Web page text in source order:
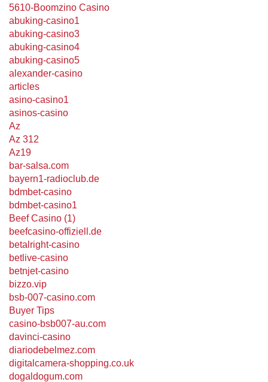
5610-Boomzino Casino
abuking-casino1
abuking-casino3
abuking-casino4
abuking-casino5
alexander-casino
articles
asino-casino1
asinos-casino
Az
Az 312
Az19
bar-salsa.com
bayern1-radioclub.de
bdmbet-casino
bdmbet-casino1
Beef Casino (1)
beefcasino-offiziell.de
betalright-casino
betlive-casino
betnjet-casino
bizzo.vip
bsb-007-casino.com
Buyer Tips
casino-bsb007-au.com
davinci-casino
diariodebelmez.com
digitalcamera-shopping.co.uk
dogaldogum.com